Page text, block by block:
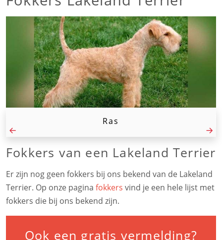
Ras
Fokkers van een Lakeland Terrier
Er zijn nog geen fokkers bij ons bekend van de Lakeland
Terrier. Op onze pagina fokkers vind je een hele lijst met
fokkers die bij ons bekend zijn.
Ook een gratis vermelding?